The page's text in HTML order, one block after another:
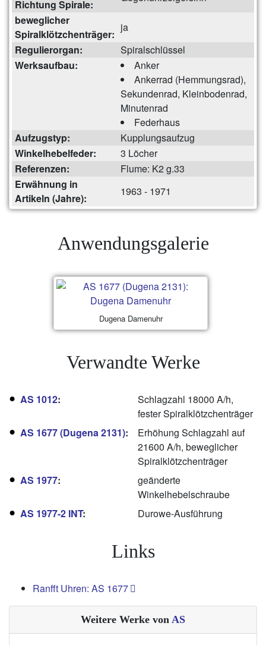
Richtung Spirale:
beweglicher
Spiralklötzchenträger:
ja
Regulierorgan:
Spiralschlüssel
Werksaufbau:
Anker
Ankerrad (Hemmungsrad),
Sekundenrad, Kleinbodenrad,
Minutenrad
Federhaus
Aufzugstyp:
Kupplungsaufzug
Winkelhebelfeder:
3 Löcher
Referenzen:
Flume: K2 g.33
Erwähnung in
Artikeln (Jahre):
1963 - 1971
Anwendungsgalerie
Dugena Damenuhr
Verwandte Werke
AS 1012:
Schlagzahl 18000 A/h,
fester Spiralklötzchenträger
AS 1677 (Dugena 2131):
Erhöhung Schlagzahl auf
21600 A/h, beweglicher
Spiralklötzchenträger
AS 1977:
geänderte
Winkelhebelschraube
AS 1977-2 INT: Durowe-Ausführung
Links
Ranfft Uhren: AS 1677
Weitere Werke von AS